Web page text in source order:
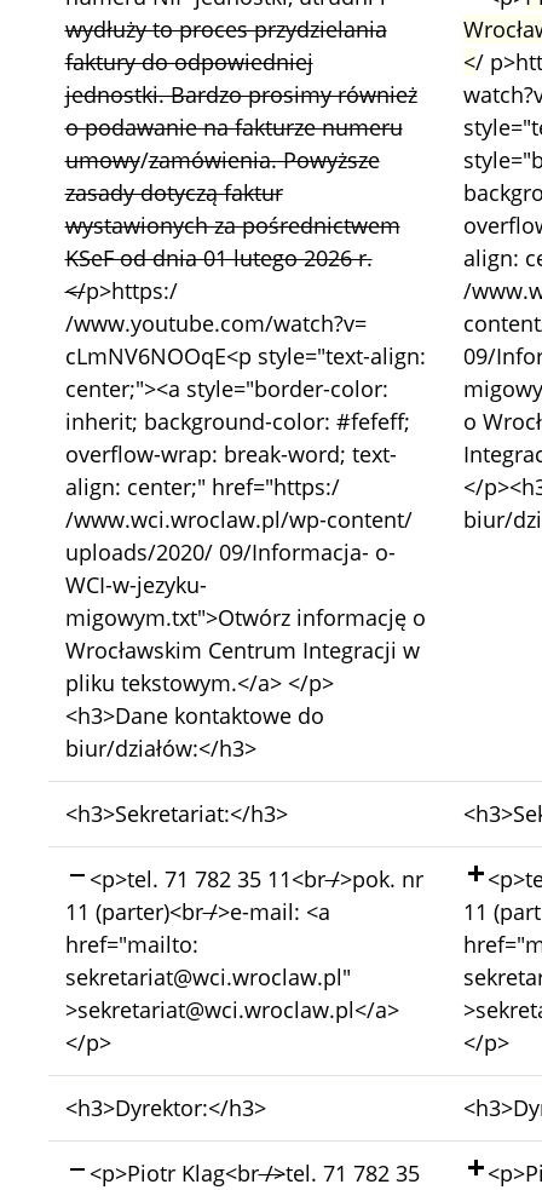
wydłuży to proces przydzielania
faktury do odpowiedniej
jednostki. Bardzo prosimy również
o podawanie na fakturze numeru
umowy/zamówienia.Powyższe
zasady dotyczą faktur
wystawionych za pośrednictwem
KSeF od dnia 01 lutego 2026 r.
</p>https:/
/www.youtube.com/watch?v=
cLmNV6NOOqE<p style="text-align:
center;"><a style="border-color:
inherit; background-color: #fefeff;
overflow-wrap: break-word; text-
align: center;" href="https:/
/www.wci.wroclaw.pl/wp-content/
uploads/2020/ 09/Informacja- o-
WCI-w-jezyku-
migowym.txt">Otwórz informację o
Wrocławskim Centrum Integracji w
pliku tekstowym.</a> </p>
<h3>Dane kontaktowe do
biur/działów:</h3>
</
align:
/
09/
o
</
biur/
Bez
zmian:
<h3>Sekretariat:</h3>
Bez
zmian:
Skasowano:
<p>tel. 71 782 35 11<br/>pok. nr
11 (parter)<br/>e-mail: <a
href="mailto:
sekretariat@wci.wroclaw.pl"
>sekretariat@wci.wroclaw.pl</a>
</p>
11
</p>
Bez
zmian:
<h3>Dyrektor:</h3>
Bez
zmian:
Skasowano:
<p>Piotr Klag<br/>tel. 71 782 35